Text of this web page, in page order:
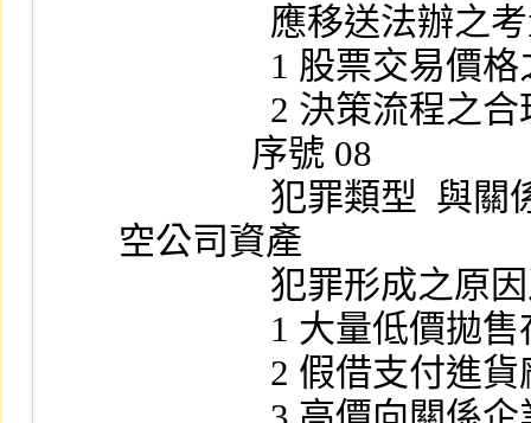
應移送法辦
1 股票
2 決策流
              序號 08
空公司資產
犯罪形
1 大
2